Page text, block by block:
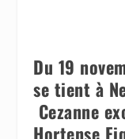
Du 19
se tient à
Cezanne
Hortense